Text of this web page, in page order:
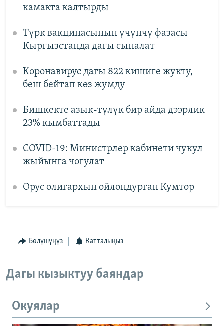
камакта калтырды
Түрк вакцинасынын үчүнчү фазасы
Кыргызстанда дагы сыналат
Коронавирус дагы 822 кишиге жукту,
беш бейтап көз жумду
Бишкекте азык-түлүк бир айда дээрлик
23% кымбаттады
COVID-19: Министрлер кабинети чукул
жыйынга чогулат
Орус олигархын ойлондурган Кумтөр
Бөлүшүңүз Катталыңыз
Дагы кызыктуу баяндар
Окуялар